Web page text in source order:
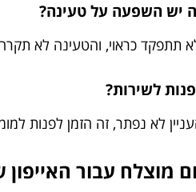
תתפקד כראוי, והטעינה לא
לא נפתר, זה הזמן לפנות
מוצלח עבור